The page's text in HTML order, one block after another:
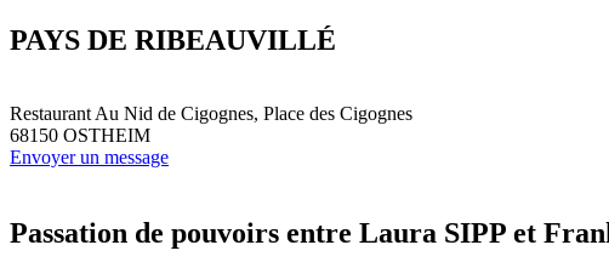
PAYS DE RIBEAUVILLÉ
Restaurant Au Nid de Cigognes, Place des Cigognes
68150 OSTHEIM
Envoyer un message
Passation de pouvoirs entre Laura SIPP et